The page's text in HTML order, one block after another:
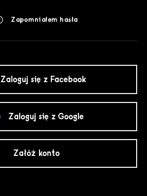
Zapomniałem hasła
Zaloguj się z Facebook
Zaloguj się z Google
Załóż konto